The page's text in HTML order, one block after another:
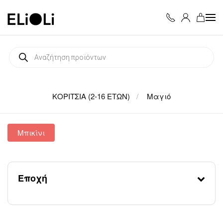
Skip to main content
Products
search
ΚΟΡΙΤΣΙΑ (2-16 ΕΤΩΝ) Μαγιό
Μπικίνι
Εποχή